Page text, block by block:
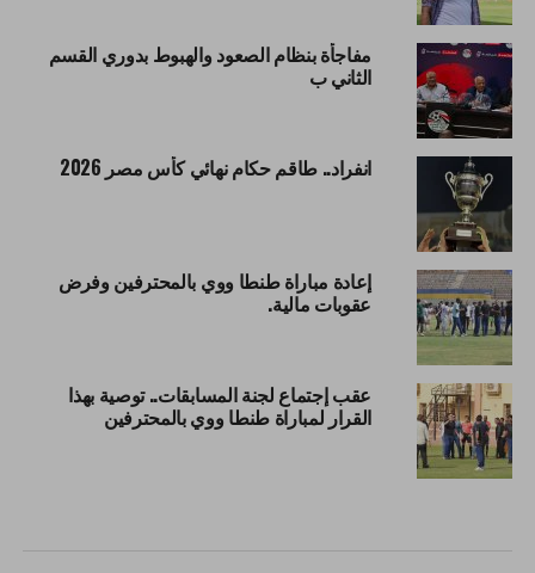
مفاجأة بنظام الصعود والهبوط بدوري القسم
الثاني ب
انفراد.. طاقم حكام نهائي كأس مصر 2026
إعادة مباراة طنطا ووي بالمحترفين وفرض
عقوبات مالية.
عقب إجتماع لجنة المسابقات.. توصية بهذا
القرار لمباراة طنطا ووي بالمحترفين